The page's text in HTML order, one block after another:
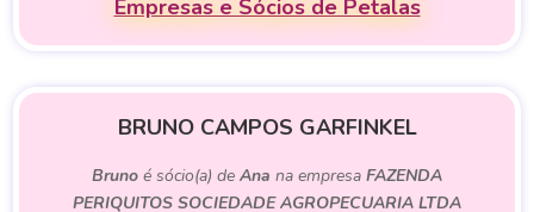
Empresas e Sócios de Petalas
BRUNO CAMPOS GARFINKEL
Bruno é sócio(a) de Ana na empresa FAZENDA
PERIQUITOS SOCIEDADE AGROPECUARIA LTDA